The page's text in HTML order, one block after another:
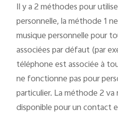
Il y a 2 méthodes pour
personnelle, la méthode 1
musique personnelle pour
associées par défaut (par
téléphone est associée à
ne fonctionne pas pour
particulier. La méthode 2 va
disponible pour un contact